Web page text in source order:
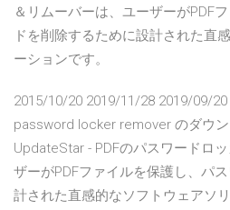
＆リムーバーは、ユーザーがPDF
ドを削除するために設計された直
ーションです。
2015/10/20 2019/11/28 2019/09/
password locker remover のダウ
UpdateStar - PDFのパスワードロ
ザーがPDFファイルを保護し、パ
計された直感的なソフトウェアソ